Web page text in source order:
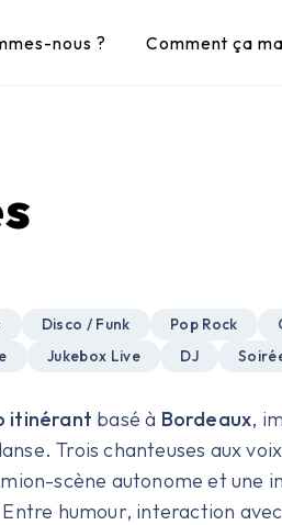
nous ? Comment ça
Disco / Funk Pop Rock
Jukebox Live DJ
itinérant basé à Bordeaux,
Trois chanteuses aux
scène autonome et une
Entre humour, interaction